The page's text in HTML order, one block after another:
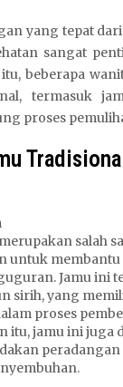
yang tepat
sangat
beberapa
termasuk
proses
salah
untuk
Jamu ini
sirih, yang
proses
itu, jamu ini juga
peradangan